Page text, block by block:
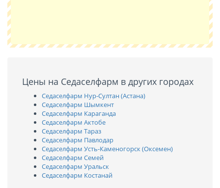
Цены на Седаселфарм в других городах
Седаселфарм Нур-Султан (Астана)
Седаселфарм Шымкент
Седаселфарм Караганда
Седаселфарм Актобе
Седаселфарм Тараз
Седаселфарм Павлодар
Седаселфарм Усть-Каменогорск (Оксемен)
Седаселфарм Семей
Седаселфарм Уральск
Седаселфарм Костанай